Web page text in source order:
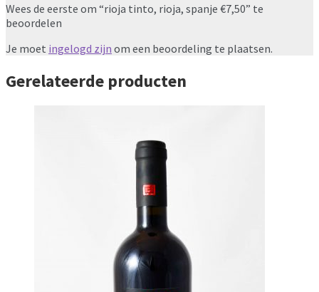
Wees de eerste om “rioja tinto, rioja, spanje €7,50” te
beoordelen
Je moet ingelogd zijn om een beoordeling te plaatsen.
Gerelateerde producten